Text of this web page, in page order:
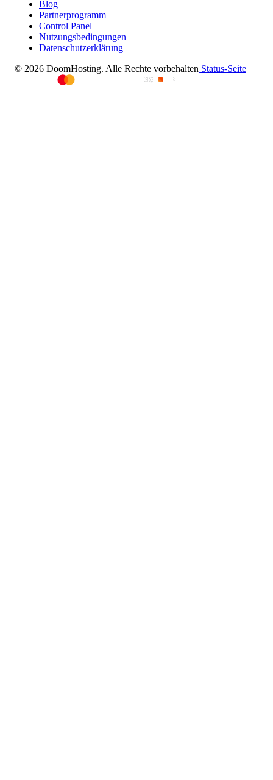
Blog
Partnerprogramm
Control Panel
Nutzungsbedingungen
Datenschutzerklärung
© 2026 DoomHosting. Alle Rechte vorbehalten Status-Seite